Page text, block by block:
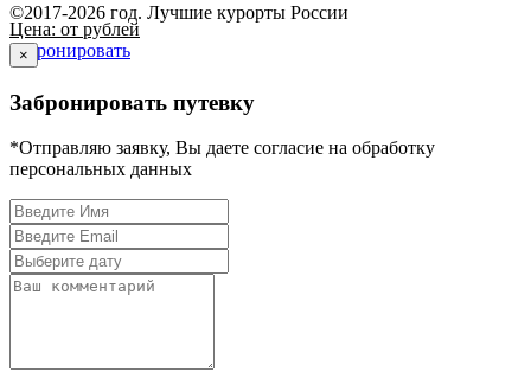
Цена: от рублей
Забронировать
©2017-2026 год. Лучшие курорты России
×
Забронировать путевку
*Отправляю заявку, Вы даете согласие на обработку
персональных данных